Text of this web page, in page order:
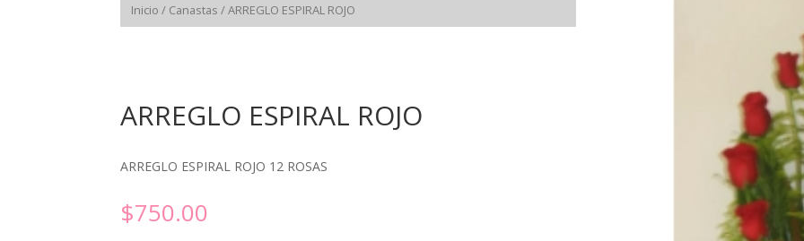
Inicio / Canastas / ARREGLO ESPIRAL ROJO
ARREGLO ESPIRAL ROJO
ARREGLO ESPIRAL ROJO 12 ROSAS
$750.00